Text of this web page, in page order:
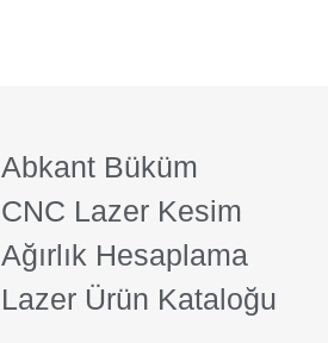
Abkant Büküm
CNC Lazer Kesim
Ağırlık Hesaplama
Lazer Ürün Kataloğu